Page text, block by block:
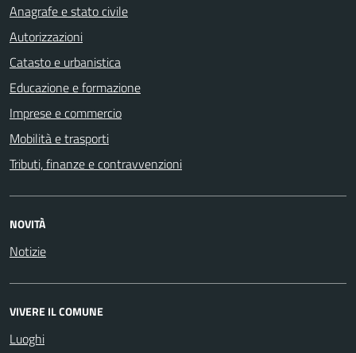
Anagrafe e stato civile
Autorizzazioni
Catasto e urbanistica
Educazione e formazione
Imprese e commercio
Mobilità e trasporti
Tributi, finanze e contravvenzioni
NOVITÀ
Notizie
VIVERE IL COMUNE
Luoghi